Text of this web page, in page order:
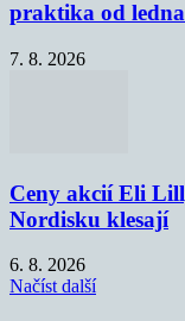
praktika od
7. 8. 2026
Ceny akcií Eli
Nordisku klesají
6. 8. 2026
Načíst další